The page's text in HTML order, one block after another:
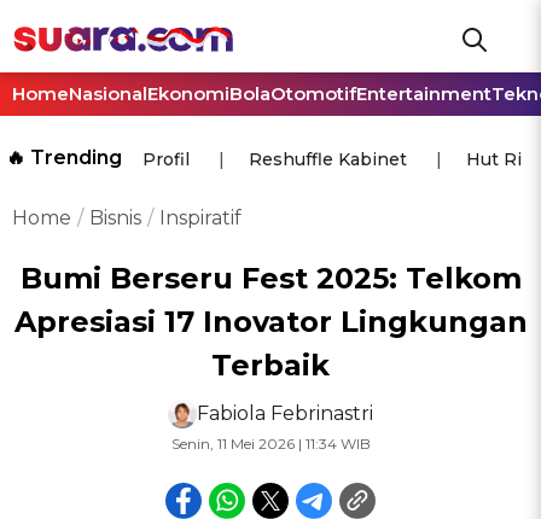
HomeNasionalEkonomiBolaOtomotifEntertainment
🔥 Trending Profil Reshuffle Kabinet Hut Ri
Home Bisnis Inspiratif
Bumi Berseru Fest 2025: Telkom
Apresiasi 17 Inovator Lingkungan
Terbaik
Fabiola Febrinastri
Senin, 11 Mei 2026 | 11:34 WIB